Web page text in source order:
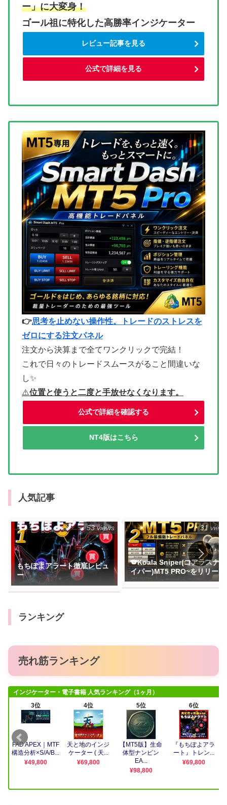
ー」に大変身！
ゴール祖に特化した高勝率インジケーター
レビュー記事を見る
公式で詳細を見る
👉思考を止めない操作性。トレードのストレスを
ゼロにする注文パネル
注文から決算まで全てワンクリックで完結！
これで日々のトレードスムースがること間違いな
し✨
⚠️位置と使うと二度と手放せなくなります。
公式で詳細を確認する
NT4版はこちら
人気記事
もちぽよアラート徹底レビュ
ー
53 views
🐨Koala Sniper(コアラスナ
イパー)MT5 PRO~をリリース
31
ランキング
売れ筋ランキング